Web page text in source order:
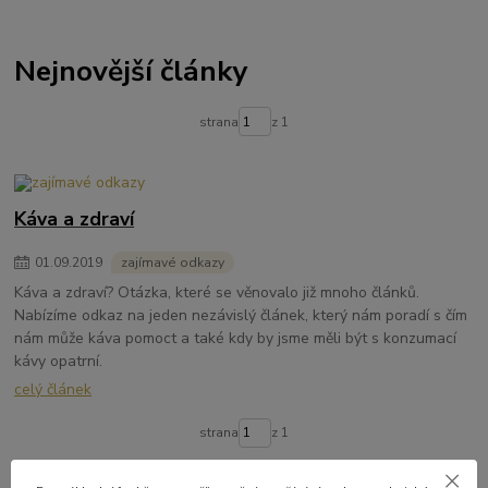
Nejnovější články
strana z 1
Káva a zdraví
01.09.2019 zajímavé odkazy
Káva a zdraví? Otázka, které se věnovalo již mnoho článků.
Nabízíme odkaz na jeden nezávislý článek, který nám poradí s čím
nám může káva pomoct a také kdy by jsme měli být s konzumací
kávy opatrní.
celý článek
strana z 1